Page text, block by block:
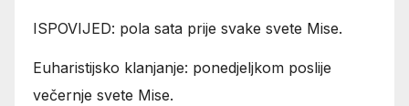
ISPOVIJED: pola sata prije svake svete Mise.
Euharistijsko klanjanje: ponedjeljkom poslije
večernje svete Mise.